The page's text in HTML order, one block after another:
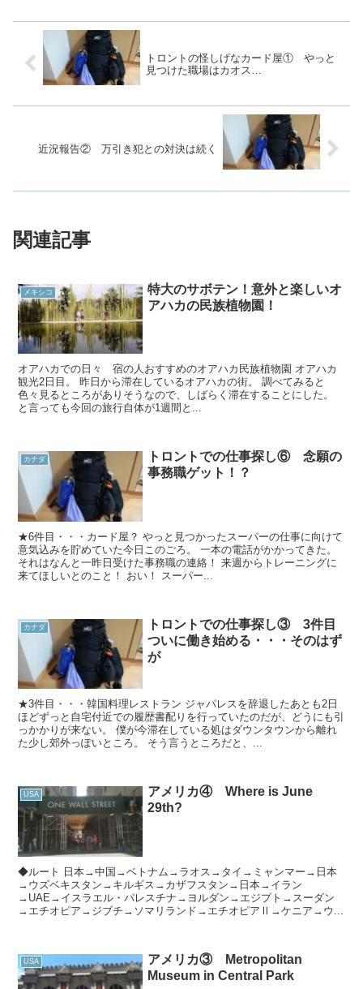
トロントの怪しげなカード屋① やっと
見つけた職場はカオス…
近況報告② 万引き犯との対決は続く
関連記事
メキシコ
特大のサボテン！意外と楽しいオ
アハカの民族植物園！
オアハカでの日々 宿の人おすすめのオアハカ民族植物園 オアハカ
観光2日目。 昨日から滞在しているオアハカの街。 調べてみると
色々見るところがありそうなので、しばらく滞在することにした。
と言っても今回の旅行自体が1週間と...
カナダ
トロントでの仕事探し⑥ 念願の
事務職ゲット！？
★6件目・・・カード屋？ やっと見つかったスーパーの仕事に向けて
意気込みを貯めていた今日このごろ。 一本の電話がかかってきた。
それはなんと一昨日受けた事務職の連絡！ 来週からトレーニングに
来てほしいとのこと！ おい！ スーパー...
カナダ
トロントでの仕事探し③ 3件目
ついに働き始める・・・そのはず
が
★3件目・・・韓国料理レストラン ジャパレスを辞退したあとも2日
ほどずっと自宅付近での履歴書配りを行っていたのだが、どうにも引
っかかりが来ない。 僕が今滞在している処はダウンタウンから離れ
た少し郊外っぽいところ。 そう言うところだと、...
USA
アメリカ④ Where is June
29th?
◆ルート 日本→中国→ベトナム→ラオス→タイ→ミャンマー→日本
→ウズベキスタン→キルギス→カザフスタン→日本→イラン
→UAE→イスラエル・パレスチナ→ヨルダン→エジプト→スーダン
→エチオピア→ジブチ→ソマリランド→エチオピアⅡ→ケニア→ウ...
USA
アメリカ③ Metropolitan
Museum in Central Park